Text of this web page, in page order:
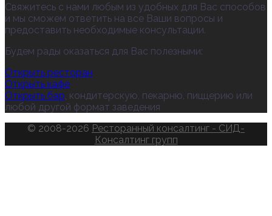
Свяжитесь с нами любым из удобных для Вас способов
и мы сможем ответить на все Ваши вопросы и
предоставить необходимые консультации.
Будем рады оказаться для Вас полезными:
Открыть ресторан
Открыть кафе
Открыть бар, кондитерскую, пекарню, пиццерию или
любой другой формат заведения
© 2008-2026 Ресторанный консалтинг - СИД-
Консалтинг групп